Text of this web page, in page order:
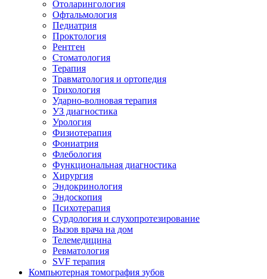
Отоларингология
Офтальмология
Педиатрия
Проктология
Рентген
Стоматология
Терапия
Травматология и ортопедия
Трихология
Ударно-волновая терапия
УЗ диагностика
Урология
Физиотерапия
Фониатрия
Флебология
Функциональная диагностика
Хирургия
Эндокринология
Эндоскопия
Психотерапия
Сурдология и слухопротезирование
Вызов врача на дом
Телемедицина
Ревматология
SVF терапия
Компьютерная томография зубов